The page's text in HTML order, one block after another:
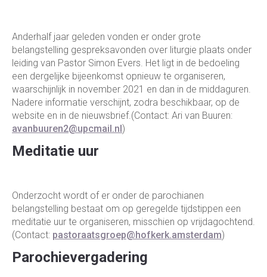
Anderhalf jaar geleden vonden er onder grote
belangstelling gespreksavonden over liturgie plaats onder
leiding van Pastor Simon Evers. Het ligt in de bedoeling
een dergelijke bijeenkomst opnieuw te organiseren,
waarschijnlijk in november 2021 en dan in de middaguren.
Nadere informatie verschijnt, zodra beschikbaar, op de
website en in de nieuwsbrief.(Contact: Ari van Buuren:
avanbuuren2@upcmail.nl)
Meditatie uur
Onderzocht wordt of er onder de parochianen
belangstelling bestaat om op geregelde tijdstippen een
meditatie uur te organiseren, misschien op vrijdagochtend.
(Contact: pastoraatsgroep@hofkerk.amsterdam)
Parochievergadering